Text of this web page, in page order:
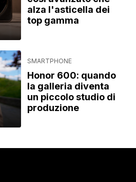
alza l'asticella dei
top gamma
SMARTPHONE
Honor 600: quando
la galleria diventa
un piccolo studio di
produzione